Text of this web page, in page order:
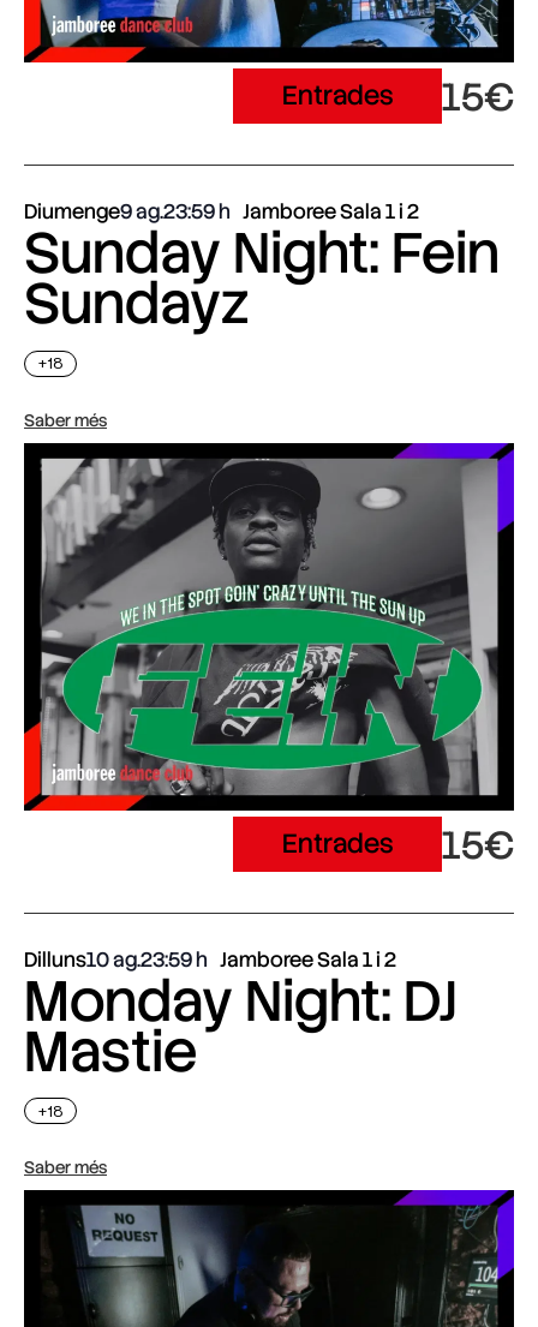
Entrades 15€
Diumenge9 ag.23:59 Jamboree Sala 1 i 2
Sunday Night: Fein
Sundayz
+18
Saber més
Entrades 15€
Dilluns10 ag.23:59 Jamboree Sala 1 i 2
Monday Night: DJ
Mastie
+18
Saber més